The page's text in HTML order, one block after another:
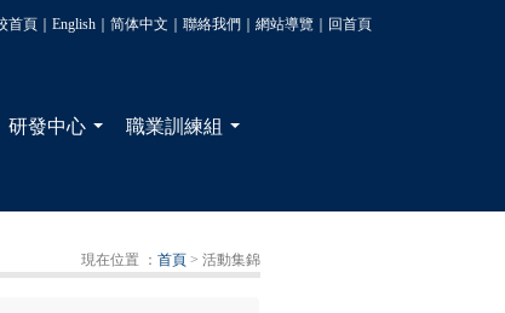
首頁｜ English｜ 简体中文 聯絡我們 網站導覽｜ 回首頁
研發中心 職業訓練組
現在位置 ： 首頁 > 活動集錦